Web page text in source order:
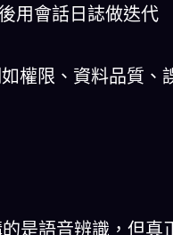
用會話日誌做迭代
權限、資料品質、
是語音辨識，但真